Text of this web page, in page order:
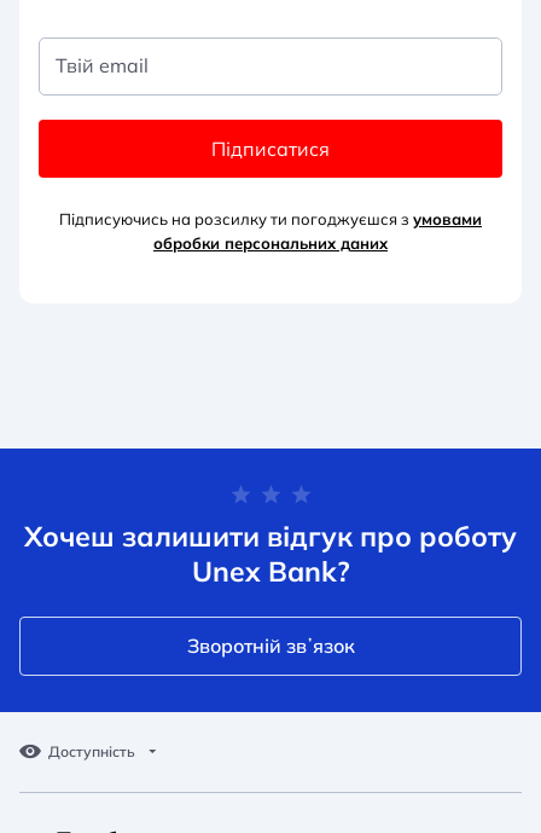
Твій email
Підписатися
Підписуючись на розсилку ти погоджуєшся з умовами
обробки персональних даних
Хочеш залишити відгук про роботу
Unex Bank?
Зворотній звʼязок
Доступність